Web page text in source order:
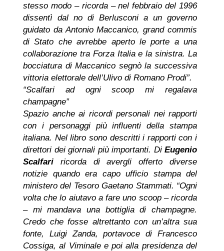
stesso modo – ricorda – nel febbraio del 1996
dissentì dal no di Berlusconi a un governo
guidato da Antonio Maccanico, grand commis
di Stato che avrebbe aperto le porte a una
collaborazione tra Forza Italia e la sinistra. La
bocciatura di Maccanico segnò la successiva
vittoria elettorale dell’Ulivo di Romano Prodi”.
“Scalfari ad ogni scoop mi regalava
champagne”
Spazio anche ai ricordi personali nei rapporti
con i personaggi più influenti della stampa
italiana. Nel libro sono descritti i rapporti con i
direttori dei giornali più importanti. Di Eugenio
Scalfari ricorda di avergli offerto diverse
notizie quando era capo ufficio stampa del
ministero del Tesoro Gaetano Stammati. “Ogni
volta che lo aiutavo a fare uno scoop – ricorda
– mi mandava una bottiglia di champagne.
Credo che fosse altrettanto con un’altra sua
fonte, Luigi Zanda, portavoce di Francesco
Cossiga, al Viminale e poi alla presidenza del